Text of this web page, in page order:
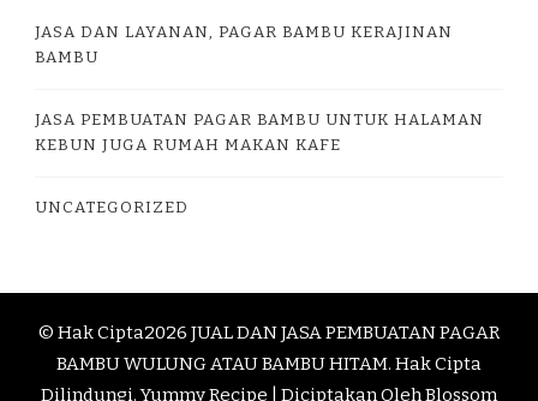
JASA DAN LAYANAN, PAGAR BAMBU KERAJINAN
BAMBU
JASA PEMBUATAN PAGAR BAMBU UNTUK HALAMAN
KEBUN JUGA RUMAH MAKAN KAFE
UNCATEGORIZED
© Hak Cipta2026 JUAL DAN JASA PEMBUATAN PAGAR
BAMBU WULUNG ATAU BAMBU HITAM. Hak Cipta
Dilindungi.Yummy Recipe | Diciptakan OlehBlossom